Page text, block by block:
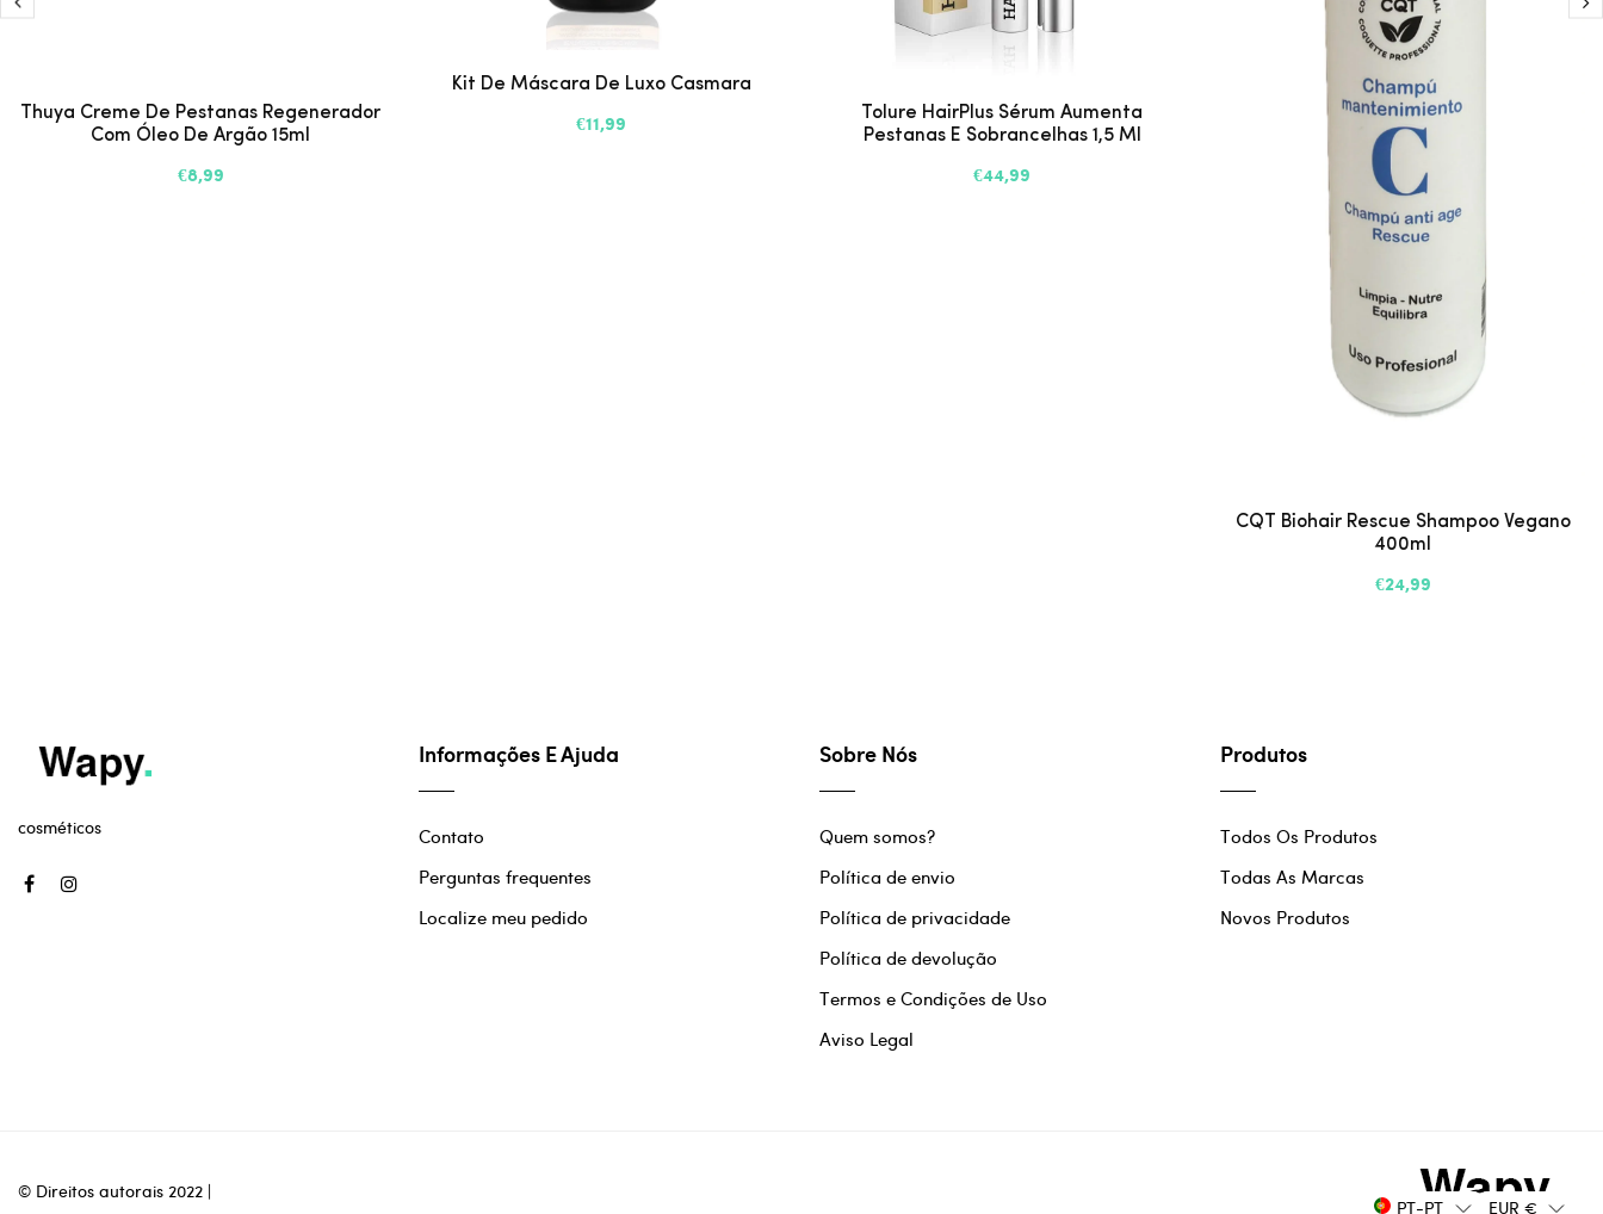
Thuya Creme De Pestanas Regenerador
Com Óleo De Argão 15ml
€8,99
Kit De Máscara De Luxo Casmara
€11,99
Tolure HairPlus Sérum Aumenta
Pestanas E Sobrancelhas 1,5 Ml
€44,99
CQT Biohair Rescue Shampoo Vegano
400ml
€24,99
cosméticos
Informações E Ajuda
Contato
Perguntas frequentes
Localize meu pedido
Sobre Nós
Quem somos?
Política de envio
Política de privacidade
Política de devolução
Termos e Condições de Uso
Aviso Legal
Produtos
Todos Os Produtos
Todas As Marcas
Novos Produtos
© Direitos autorais 2022 |
PT-PT EUR €